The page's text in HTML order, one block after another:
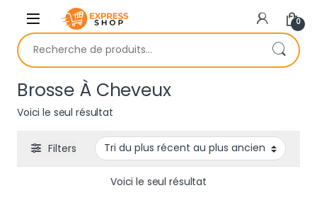
Skip to navigation
Skip to content
0
Recherche pour :
Brosse À Cheveux
Voici le seul résultat
Filters
Voici le seul résultat